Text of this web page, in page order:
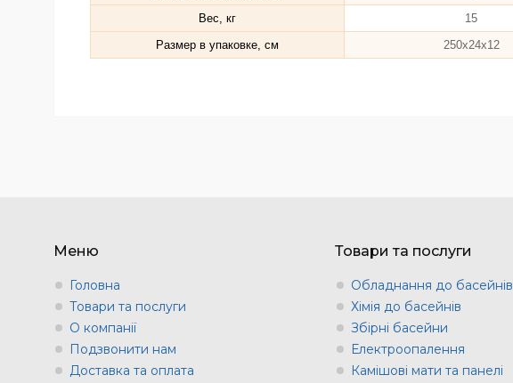
Вес, кг
15
Размер в упаковке, см
250х24х12
Меню
Головна
Товари та послуги
О компанії
Подзвонити нам
Доставка та оплата
Товари та послуги
Обладнання до басейнів
Хімія до басейнів
Збірні басейни
Електроопалення
Камішові мати та панелі